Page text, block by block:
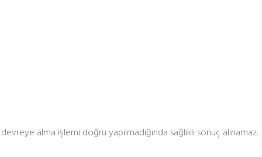
alma işlemi doğru yapılmadığında sağlıklı sonuç alınamaz.